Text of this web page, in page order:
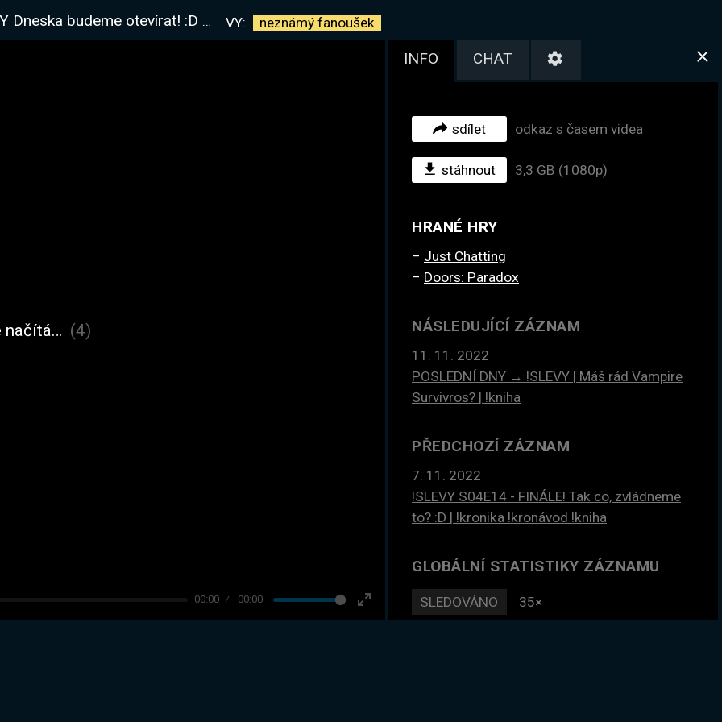
otevírat! :D | !kronika !kronávod !kniha VY: neznámý fanoušek
00:00 00:00
Enter
načítá… (4)
INFO CHAT
sdílet odkaz s časem videa
stáhnout 3,3 GB (1080p)
HRANÉ HRY
Just Chatting
Doors: Paradox
NÁSLEDUJÍCÍ ZÁZNAM
11. 11. 2022
POSLEDNÍ DNY → !SLEVY | Máš rád Vampire
Survivros? | !kniha
PŘEDCHOZÍ ZÁZNAM
7. 11. 2022
!SLEVY S04E14 - FINÁLE! Tak co, zvládneme
to? :D | !kronika !kronávod !kniha
GLOBÁLNÍ STATISTIKY ZÁZNAMU
SLEDOVÁNO 35×